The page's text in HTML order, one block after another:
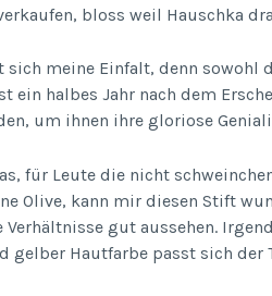
bloss weil Hauschka
sich meine Einfalt, denn sowohl
halbes Jahr nach dem
um ihnen ihre gloriose
für Leute die nicht
Olive, kann mir diesen Stift
gut aussehen.
gelber Hautfarbe passt sich der